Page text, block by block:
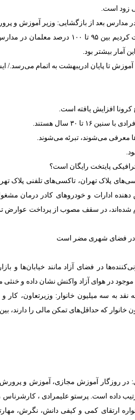
زود است.
آمار بیشتر بود.
تا پایان ادریبهشت به اتمام می‌رسد./
کرونا افزایش یافته است.
تا ۳۰ سال هستند.
معرفی می‌شوند، تبرئه می‌شوند.
پایتخت رایگان است؟
پلاک تهران، تاکسی‌های تلفنی پلاک
ادارات و خودرو‌های کادر درمان
شده‌اند، در سقف مصوب از پرداخت عوارض
در فضای شهری مضر است
در فضای آزاد مانند خیابان‌ها و
موجود در هوای آزاد واکنش نشان داده و
هزار تومان وجه نقد به سه میلیون خانوار:
تمکن مالی را دارند، بین ۲۰۰ تا ۶۰۰ هزار تومان وجه نقد پرداخت شد.
در روزگار آموزش مجازی، آموزش و
داده است. پرستو علیمرادی ،
ارتقای کمی و کیفی دانش، نگرش،